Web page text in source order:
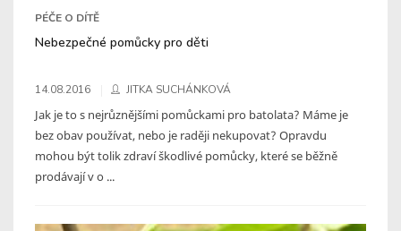
PÉČE O DÍTĚ
Nebezpečné pomůcky pro děti
14.08.2016 JITKA SUCHÁNKOVÁ
Jak je to s nejrůznějšími pomůckami pro batolata? Máme je
bez obav používat, nebo je raději nekupovat? Opravdu
mohou být tolik zdraví škodlivé pomůcky, které se běžně
prodávají v o ...